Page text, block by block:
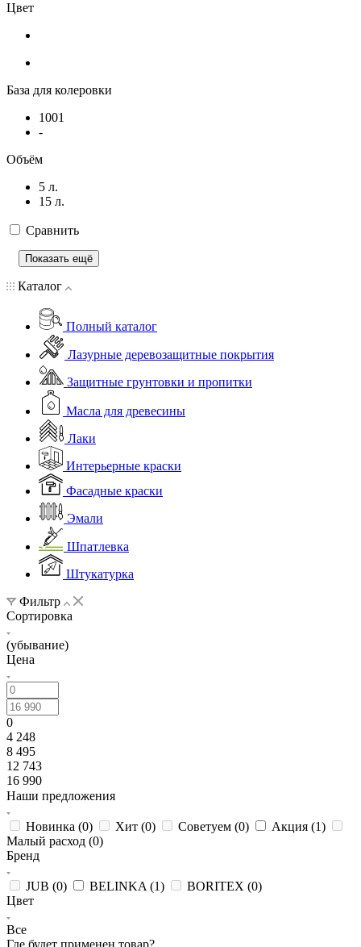
Цвет
База для колеровки
1001
-
Объём
5 л.
15 л.
Сравнить
Показать ещё
Каталог
Полный каталог
Лазурные деревозащитные покрытия
Защитные грунтовки и пропитки
Масла для древесины
Лаки
Интерьерные краски
Фасадные краски
Эмали
Шпатлевка
Штукатурка
Фильтр
Сортировка
(убывание)
Цена
0
4 248
8 495
12 743
16 990
Наши предложения
Новинка (0) Хит (0) Советуем (0) Акция (1)
Малый расход (0)
Бренд
JUB (0) BELINKA (1) BORITEX (0)
Цвет
Все